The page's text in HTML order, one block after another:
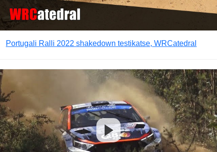
Portugali Ralli 2022 shakedown testikatse, WRCatedral